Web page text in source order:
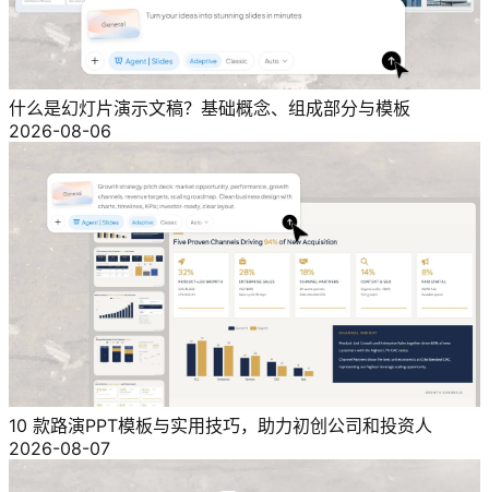
什么是幻灯片演示文稿？基础概念、组成部分与模板
2026-08-06
10 款路演PPT模板与实用技巧，助力初创公司和投资人
2026-08-07